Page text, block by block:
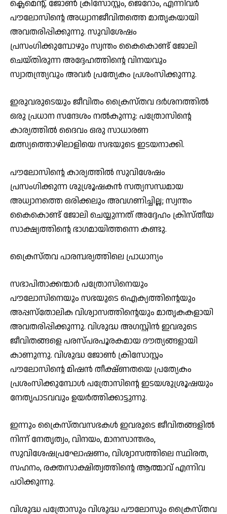
ക്ലെമെന്റ്, ജോണ്‍ ക്രിസോസ്റ്റം, ജെറോം, എന്നിവര്‍
പൗലോസിന്റെ അധ്വാനജീവിതത്തെ മാതൃകയായി
അവതരിപ്പിക്കുന്നു. സുവിശേഷം
പ്രസംഗിക്കുമ്പോഴും സ്വന്തം കൈകൊണ്ട് ജോലി
ചെയ്തിരുന്ന അദ്ദേഹത്തിന്റെ വിനയവും
സ്വാതന്ത്ര്യവും അവര്‍ പ്രത്യേകം പ്രശംസിക്കുന്നു.
ഇരുവരുടെയും ജീവിതം ക്രൈസ്തവ ദര്‍ശനത്തില്‍
ഒരു പ്രധാന സന്ദേശം നല്‍കുന്നു: പത്രോസിന്റെ
കാര്യത്തില്‍ ദൈവം ഒരു സാധാരണ
മത്സ്യത്തൊഴിലാളിയെ സഭയുടെ ഇടയനാക്കി.
പൗലോസിന്റെ കാര്യത്തില്‍ സുവിശേഷം
പ്രസംഗിക്കുന്ന ശുശ്രൂഷകന്‍ സത്യസന്ധമായ
അധ്വാനത്തെ ഒരിക്കലും അവഗണിച്ചില്ല; സ്വന്തം
കൈകൊണ്ട് ജോലി ചെയ്യുന്നത് അദ്ദേഹം ക്രിസ്തീയ
സാക്ഷ്യത്തിന്റെ ഭാഗമായിത്തന്നെ കണ്ടു.
ക്രൈസ്തവ പാരമ്പര്യത്തിലെ പ്രാധാന്യം
സഭാപിതാക്കന്മാര്‍ പത്രോസിനെയും
പൗലോസിനെയും സഭയുടെ ഐക്യത്തിന്റെയും
അപ്പസ്‌തോലിക വിശ്വാസത്തിന്റെയും മാതൃകകളായി
അവതരിപ്പിക്കുന്നു. വിശുദ്ധ അഗസ്റ്റിന്‍ ഇവരുടെ
ജീവിതങ്ങളെ പരസ്പരപൂരകമായ ദൗത്യങ്ങളായി
കാണുന്നു. വിശുദ്ധ ജോണ്‍ ക്രിസോസ്റ്റം
പൗലോസിന്റെ മിഷന്‍ തീക്ഷ്ണതയെ പ്രത്യേകം
പ്രശംസിക്കുമ്പോള്‍ പത്രോസിന്റെ ഇടയശുശ്രൂഷയും
നേതൃപാടവവും ഉയര്‍ത്തിക്കാട്ടുന്നു.
ഇന്നും ക്രൈസ്തവസഭകള്‍ ഇവരുടെ ജീവിതങ്ങളില്‍
നിന്ന് നേതൃത്വം, വിനയം, മാനസാന്തരം,
സുവിശേഷപ്രഘോഷണം, വിശ്വാസത്തിലെ സ്ഥിരത,
സഹനം, രക്തസാക്ഷിത്വത്തിന്റെ ആത്മാവ് എന്നിവ
പഠിക്കുന്നു.
വിശുദ്ധ പത്രോസും വിശുദ്ധ പൗലോസും ക്രൈസ്തവ